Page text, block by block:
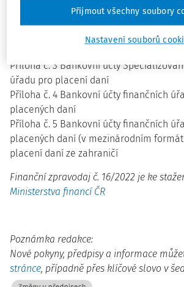
včetně Specializovaného finančního
kromě Specializovaného finančního
Příloha č. 3 Bankovní účty
úřadu pro placení daní
Příloha č. 4 Bankovní účty finančních
placených daní
Příloha č. 5 Bankovní účty finančních
placených daní (v mezinárodním
placení daní ze zahraničí
Finanční zpravodaj č. 16/2022 je ke
Ministerstva financí ČR
Poznámka redakce:
Nové pokyny, předpisy a informace
stránce , případně přes klíčové slovo v
Nastavení souborů
Přijmout všechny soubory